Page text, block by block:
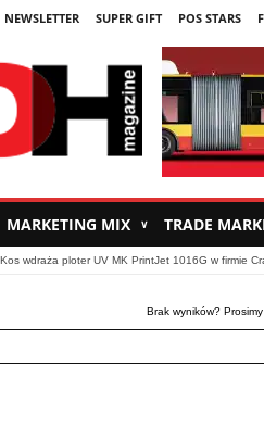
NEWSLETTER SUPER GIFT POS STARS
MARKETING MIX ∨ TRADE
wdraża ploter UV MK PrintJet 1016G w firmie
Brak wyników?